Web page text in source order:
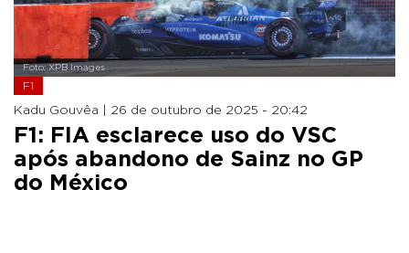
Foto: XPB Images
F1
Kadu Gouvêa | 26 de outubro de 2025 - 20:42
F1: FIA esclarece uso do VSC
após abandono de Sainz no GP
do México